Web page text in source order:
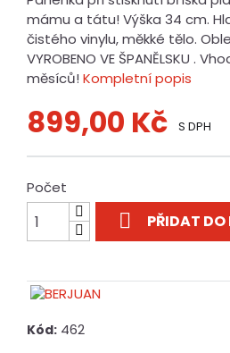
mámu a tátu! Výška 34 cm.
čistého vinylu, měkké tělo.
VYROBENO VE ŠPANĚLSKU .
měsíců! Kompletní popis
899,00 Kč S DPH
Počet
 PŘIDAT
Kód: 462